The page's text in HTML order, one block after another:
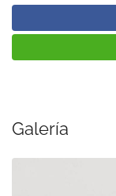
Galería